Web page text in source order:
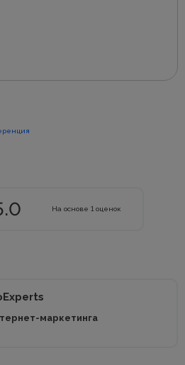
На основе 1 оценок
маркетинга